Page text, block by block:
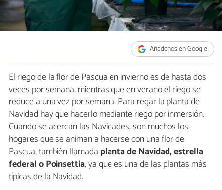
Añádenos en Google
El riego de la flor de Pascua en invierno es de hasta dos
veces por semana, mientras que en verano el riego se
reduce a una vez por semana. Para regar la planta de
Navidad hay que hacerlo mediante riego por inmersión.
Cuando se acercan las Navidades, son muchos los
hogares que se animan a hacerse con una flor de
Pascua, también llamada planta de Navidad, estrella
federal o Poinsettia, ya que es una de las plantas más
típicas de la Navidad.